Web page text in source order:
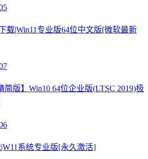
载|Win11专业版64位中文版[微软最新
简版】Win10 64位企业版(LTSC 2019)极
系统专业版[永久激活]